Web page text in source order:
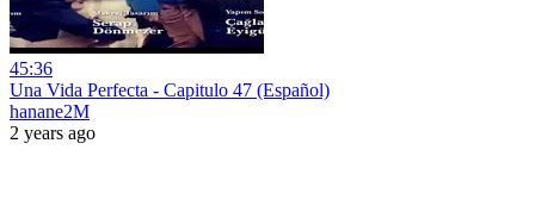
45:36
Una Vida Perfecta - Capitulo 47 (Español)
hanane2M
2 years ago